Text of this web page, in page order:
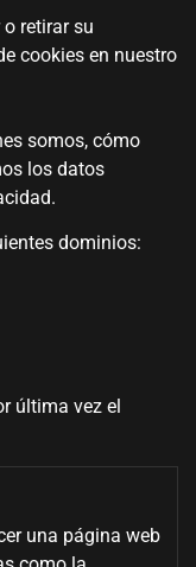
retirar su
cookies en nuestro
somos, cómo
los datos
dominios:
última vez el
una página web